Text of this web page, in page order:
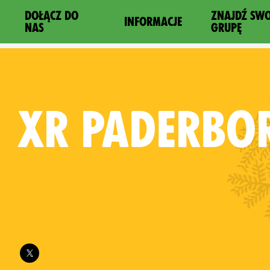
DOŁĄCZ DO
NAS
INFORMACJE
ZNAJDŹ
GRUPĘ
XR
Follow XR Paderborn on